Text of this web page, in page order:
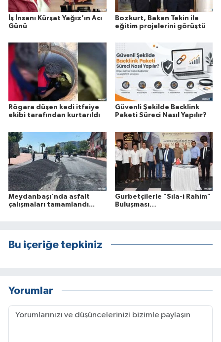
İş İnsanı Kürşat Yağız’ın Acı
Günü
Bozkurt, Bakan Tekin ile
eğitim projelerini görüştü
Rögara düşen kedi itfaiye
ekibi tarafından kurtarıldı
Güvenli Şekilde Backlink
Paketi Süreci Nasıl Yapılır?
Meydanbaşı'nda asfalt
çalışmaları tamamlandı...
Gurbetçilerle "Sıla-i Rahim"
Buluşması…
Bu içeriğe tepkiniz
Yorumlar